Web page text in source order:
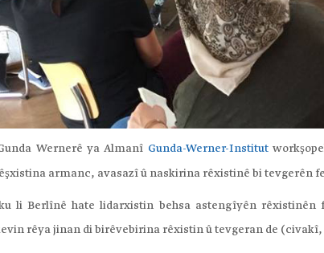
Wernerê ya Almanî Gunda-Werner-Institut
armanc, avasazî û naskirina rêxistinê bi tevgerên
li Berlînê hate lidarxistin behsa astengîyên
rêya jinan di birêvebirina rêxistin û tevgeran de